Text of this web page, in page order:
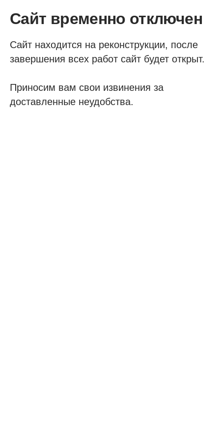
Сайт временно отключен
Сайт находится на реконструкции, после
завершения всех работ сайт будет открыт.
Приносим вам свои извинения за
доставленные неудобства.